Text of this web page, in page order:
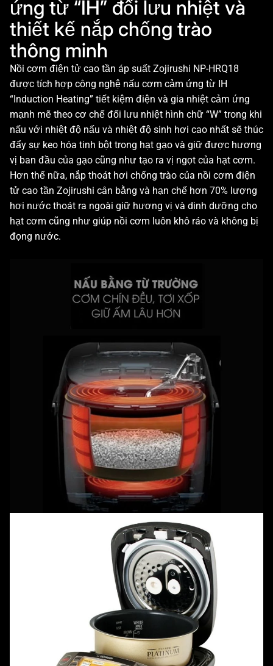
ứng từ “IH” đối lưu nhiệt và
thiết kế nắp chống trào
thông minh
Nồi cơm điện tử cao tần áp suất Zojirushi NP-HRQ18
được tích hợp công nghệ nấu cơm cảm ứng từ IH
“Induction Heating” tiết kiệm điện và gia nhiệt cảm ứng
mạnh mẽ theo cơ chế đối lưu nhiệt hình chữ “W” trong khi
nấu với nhiệt độ nấu và nhiệt độ sinh hơi cao nhất sẽ thúc
đẩy sự keo hóa tinh bột trong hạt gạo và giữ được hương
vị ban đầu của gạo cũng như tạo ra vị ngọt của hạt cơm.
Hơn thế nữa, nắp thoát hơi chống trào của nồi cơm điện
tử cao tần Zojirushi cân bằng và hạn chế hơn 70% lượng
hơi nước thoát ra ngoài giữ hương vị và dinh dưỡng cho
hạt cơm cũng như giúp nồi cơm luôn khô ráo và không bị
đọng nước.